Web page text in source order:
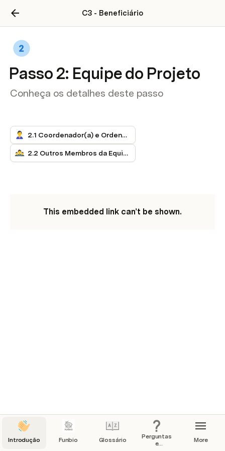
C3 - Beneficiário
Passo 2: Equipe do Projeto
Conheça os detalhes deste passo
2.1 Coordenador(a) e Ordenador(a)
2.2 Outros Membros da Equipe
This embedded link can't be shown.
Introdução Funbio Glossário
Perguntas
e
More